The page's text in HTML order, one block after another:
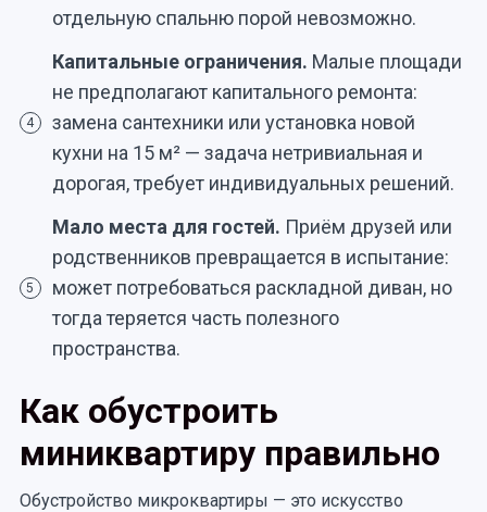
отдельную спальню порой невозможно.
4
Капитальные ограничения. Малые площади
не предполагают капитального ремонта:
замена сантехники или установка новой
кухни на 15 м² — задача нетривиальная и
дорогая, требует индивидуальных решений.
5
Мало места для гостей. Приём друзей или
родственников превращается в испытание:
может потребоваться раскладной диван, но
тогда теряется часть полезного
пространства.
Как обустроить
миниквартиру правильно
Обустройство микроквартиры — это искусство